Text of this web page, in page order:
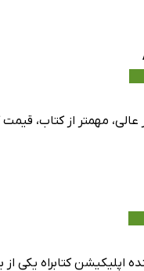
مهمتر از کتاب،
اپلیکیشن کتابراه